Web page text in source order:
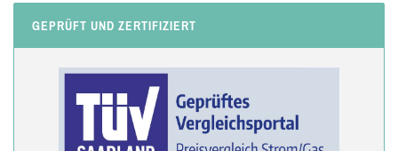
GEPRÜFT UND ZERTIFIZIERT